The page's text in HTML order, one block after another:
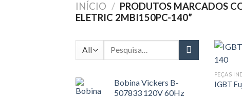
INÍCIO / PRODUTOS MARCADOS
ELETRIC 2MBI150PC-140”
Pesquisar
Bobina Vickers B-
507833 120V 60Hz
PEÇAS
IGBT